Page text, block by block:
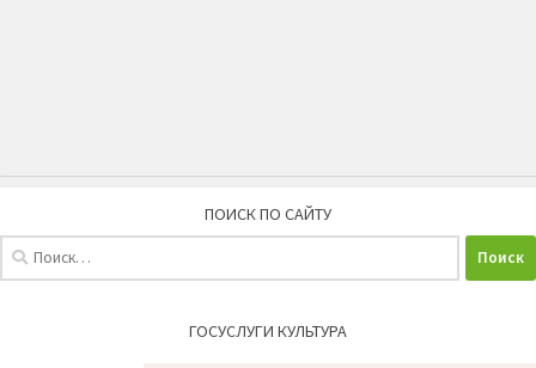
ПОИСК ПО САЙТУ
ГОСУСЛУГИ КУЛЬТУРА